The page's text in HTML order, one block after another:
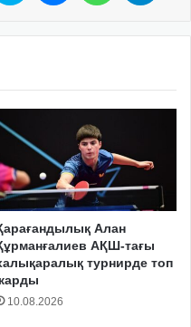
Алан
АҚШ-тағы
турнирде топ
10.08.2026